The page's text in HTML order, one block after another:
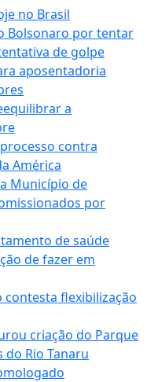
no Brasil
Bolsonaro por tentar
de golpe
aposentadoria
a
contra
América
Município de
por
de saúde
de fazer em
flexibilização
criação do Parque
do Rio Tanaru